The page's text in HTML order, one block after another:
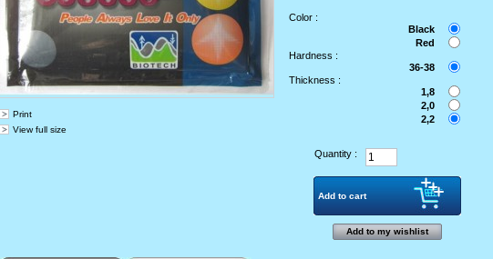
Print
View full size
Color :
Black
Red
Hardness :
36-38
Thickness :
1,8
2,0
2,2
Quantity :
Add to my wishlist